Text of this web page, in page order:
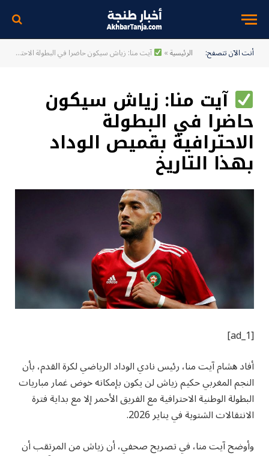
أنت الآن تتصفح: الرئيسية» آيت منا: زياش سيكون حاضرا في البطولة الاحترافية بقميص الوداد بهذا التاريخ
آيت منا: زياش سيكون
حاضرا في البطولة
الاحترافية بقميص الوداد
بهذا التاريخ
[ad_1]
أفاد هشام آيت منا، رئيس نادي الوداد الرياضي لكرة القدم، بأن
النجم المغربي حكيم زياش لن يكون بإمكانه خوض غمار مباريات
البطولة الوطنية الاحترافية مع الفريق الأحمر إلا مع بداية فترة
الانتقالات الشتوية في يناير 2026.
وأوضح آيت منا، في تصريح صحفي، أن زياش من المرتقب أن